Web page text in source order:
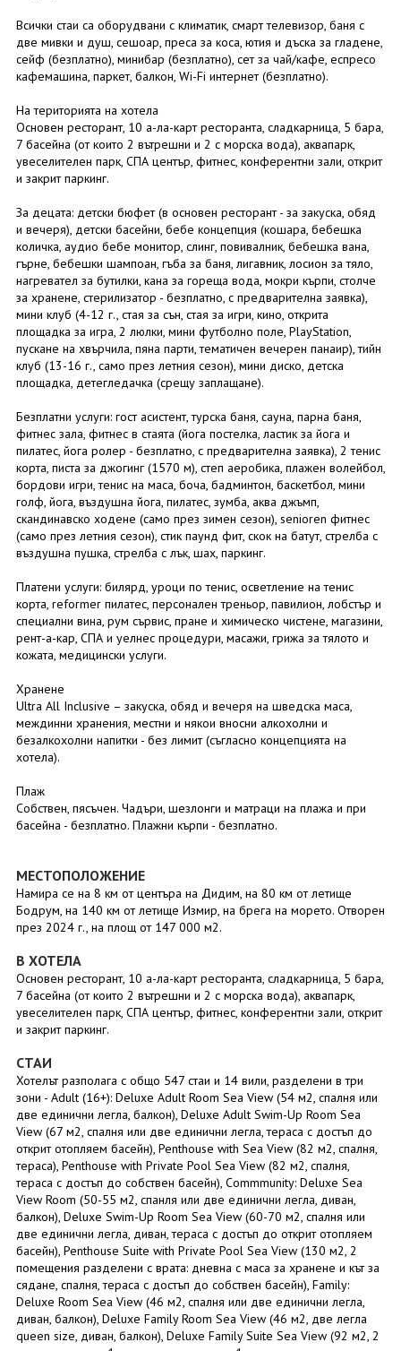
Всички стаи са оборудвани с климатик, смарт телевизор, баня с
две мивки и душ, сешоар, преса за коса, ютия и дъска за гладене,
сейф (безплатно), минибар (безплатно), сет за чай/кафе, еспресо
кафемашина, паркет, балкон, Wi-Fi интернет (безплатно).
На територията на хотела
Основен ресторант, 10 а-ла-карт ресторанта, сладкарница, 5 бара,
7 басейна (от които 2 вътрешни и 2 с морска вода), аквапарк,
увеселителен парк, СПА център, фитнес, конферентни зали, открит
и закрит паркинг.
За децата: детски бюфет (в основен ресторант - за закуска, обяд
и вечеря), детски басейни, бебе концепция (кошара, бебешка
количка, аудио бебе монитор, слинг, повивалник, бебешка вана,
гърне, бебешки шампоан, гъба за баня, лигавник, лосион за тяло,
нагревател за бутилки, кана за гореща вода, мокри кърпи, столче
за хранене, стерилизатор - безплатно, с предварителна заявка),
мини клуб (4-12 г., стая за сън, стая за игри, кино, открита
площадка за игра, 2 люлки, мини футболно поле, PlayStation,
пускане на хвърчила, пяна парти, тематичен вечерен панаир), тийн
клуб (13-16 г., само през летния сезон), мини диско, детска
площадка, детегледачка (срещу заплащане).
Безплатни услуги: гост асистент, турска баня, сауна, парна баня,
фитнес зала, фитнес в стаята (йога постелка, ластик за йога и
пилатес, йога ролер - безплатно, с предварителна заявка), 2 тенис
корта, писта за джогинг (1570 м), степ аеробика, плажен волейбол,
бордови игри, тенис на маса, боча, бадминтон, баскетбол, мини
голф, йога, въздушна йога, пилатес, зумба, аква джъмп,
скандинавско ходене (само през зимен сезон), senioren фитнес
(само през летния сезон), стик паунд фит, скок на батут, стрелба с
въздушна пушка, стрелба с лък, шах, паркинг.
Платени услуги: билярд, уроци по тенис, осветление на тенис
корта, reformer пилатес, персонален треньор, павилион, лобстър и
специални вина, рум сървис, пране и химическо чистене, магазини,
рент-а-кар, СПА и уелнес процедури, масажи, грижа за тялото и
кожата, медицински услуги.
Хранене
Ultra All Inclusive – закуска, обяд и вечеря на шведска маса,
междинни хранения, местни и някои вносни алкохолни и
безалкохолни напитки - без лимит (съгласно концепцията на
хотела).
Плаж
Собствен, пясъчен. Чадъри, шезлонги и матраци на плажа и при
басейна - безплатно. Плажни кърпи - безплатно.
МЕСТОПОЛОЖЕНИЕ
Намира се на 8 км от центъра на Дидим, на 80 км от летище
Бодрум, на 140 км от летище Измир, на брега на морето. Отворен
през 2024 г., на площ от 147 000 м2.
В ХОТЕЛА
Основен ресторант, 10 а-ла-карт ресторанта, сладкарница, 5 бара,
7 басейна (от които 2 вътрешни и 2 с морска вода), аквапарк,
увеселителен парк, СПА център, фитнес, конферентни зали, открит
и закрит паркинг.
СТАИ
Хотелът разполага с общо 547 стаи и 14 вили, разделени в три
зони - Adult (16+): Deluxe Adult Room Sea View (54 м2, спалня или
две единични легла, балкон), Deluxe Adult Swim-Up Room Sea
View (67 м2, спалня или две единични легла, тераса с достъп до
открит отопляем басейн), Penthouse with Sea View (82 м2, спалня,
тераса), Penthouse with Private Pool Sea View (82 м2, спалня,
тераса с достъп до собствен басейн), Commmunity: Deluxe Sea
View Room (50-55 м2, спанля или две единични легла, диван,
балкон), Deluxe Swim-Up Room Sea View (60-70 м2, спалня или
две единични легла, диван, тераса с достъп до открит отопляем
басейн), Penthouse Suite with Private Pool Sea View (130 м2, 2
помещения разделени с врата: дневна с маса за хранене и кът за
сядане, спалня, тераса с достъп до собствен басейн), Family:
Deluxe Room Sea View (46 м2, спалня или две единични легла,
диван, балкон), Deluxe Family Room Sea View (46 м2, две легла
queen size, диван, балкон), Deluxe Family Suite Sea View (92 м2, 2